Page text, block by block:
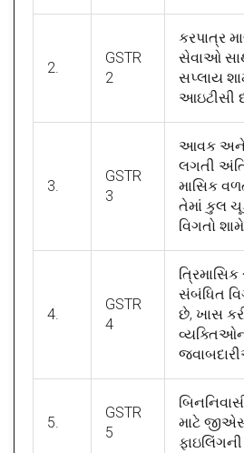
2.
GSTR
2
કરપાત્ર
સેવાઓ
સપ્લાય
આઇટીસી
3.
GSTR
3
આવક અને
લગતી
માસિક
તેમાં કુલ
વિગતો
4.
GSTR
4
ત્રિમાસિક
સંબંધિત
છે, ખાસ
5.
GSTR
5
માટે